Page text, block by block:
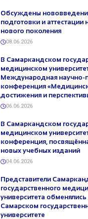
Обсуждены
подготовки и аттестации
нового поколения
08.06.2026
В Самаркандском
медицинском
Международная научно-
конференция
достижения и
06.06.2026
В Самаркандском
медицинском
конференция,
новых учебных изданий
04.06.2026
Представители
государственного
университета
Самарском
университете